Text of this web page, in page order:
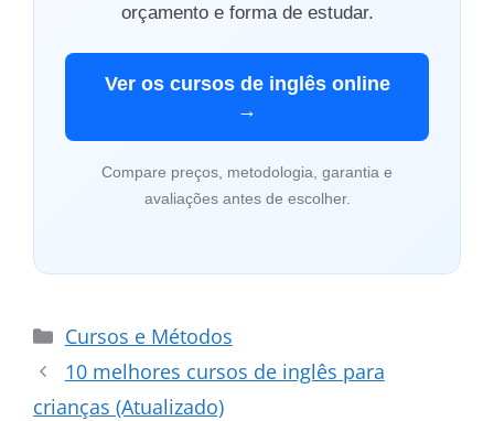
orçamento e forma de estudar.
Ver os cursos de inglês online
→
Compare preços, metodologia, garantia e
avaliações antes de escolher.
Categorias
Cursos e Métodos
10 melhores cursos de inglês para
crianças (Atualizado)